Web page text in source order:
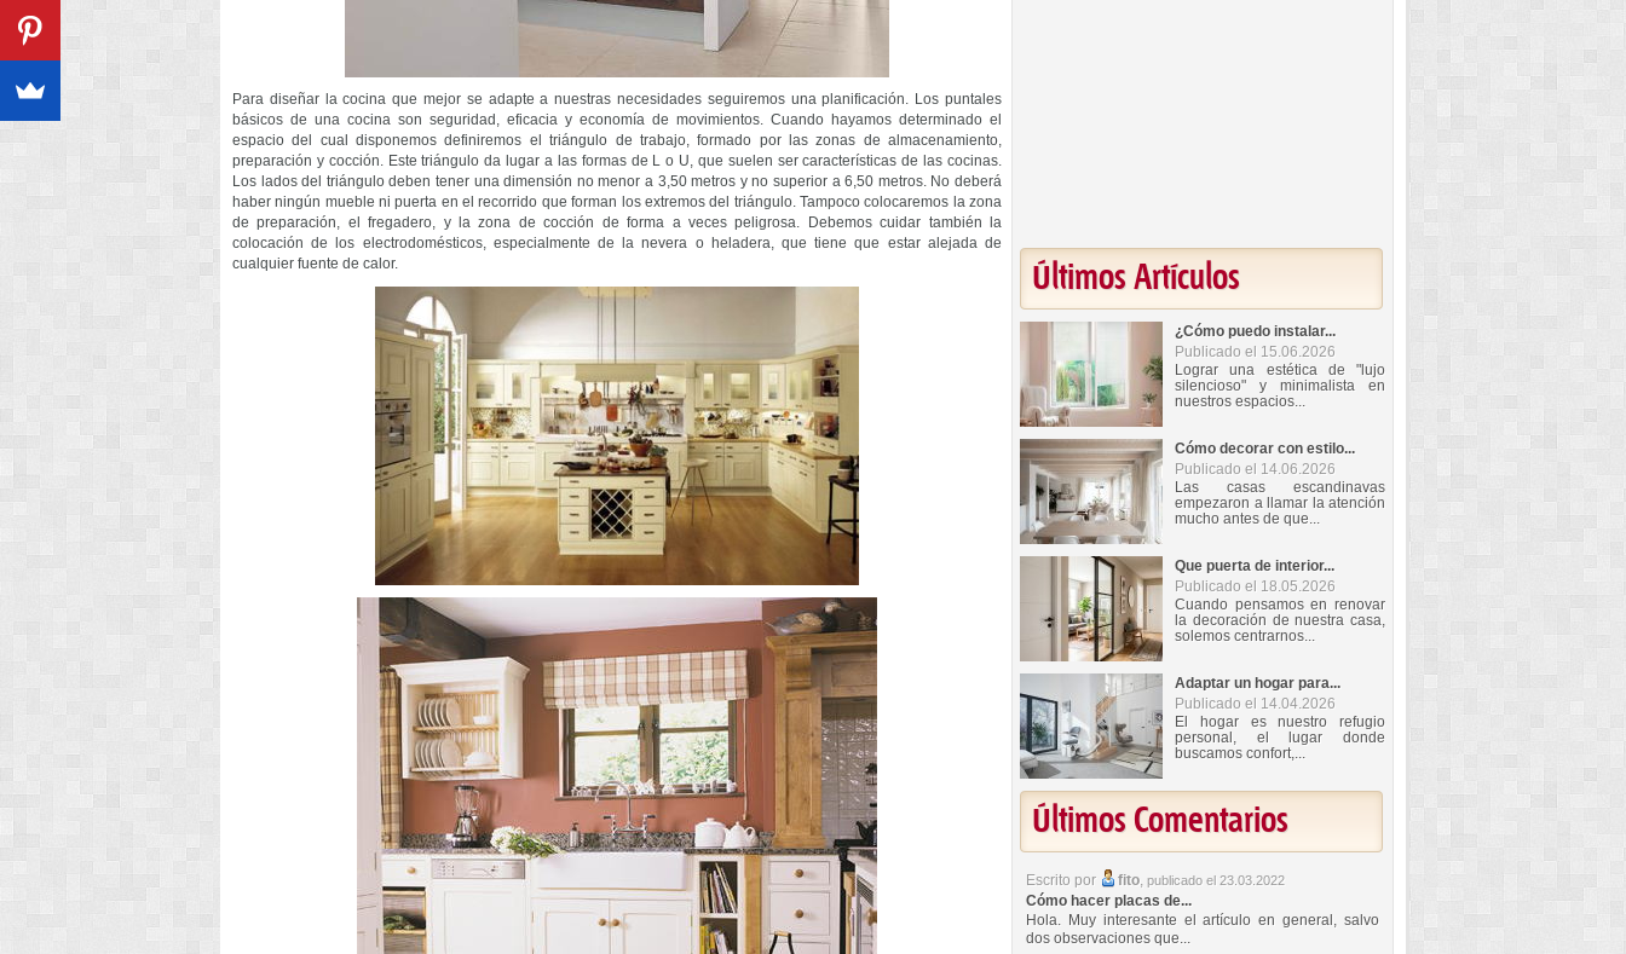
Para diseñar la cocina que mejor se adapte a nuestras necesidades seguiremos una planificación. Los puntales
básicos de una cocina son seguridad, eficacia y economía de movimientos. Cuando hayamos determinado el
espacio del cual disponemos definiremos el triángulo de trabajo, formado por las zonas de almacenamiento,
preparación y cocción. Este triángulo da lugar a las formas de L o U, que suelen ser características de las cocinas.
Los lados del triángulo deben tener una dimensión no menor a 3,50 metros y no superior a 6,50 metros. No deberá
haber ningún mueble ni puerta en el recorrido que forman los extremos del triángulo. Tampoco colocaremos la zona
de preparación, el fregadero, y la zona de cocción de forma a veces peligrosa. Debemos cuidar también la
colocación de los electrodomésticos, especialmente de la nevera o heladera, que tiene que estar alejada de
cualquier fuente de calor.
Últimos Artículos
¿Cómo puedo instalar...
Publicado el 15.06.2026
Lograr una estética de "lujo
silencioso" y minimalista en
nuestros espacios...
Cómo decorar con estilo...
Publicado el 14.06.2026
Las casas escandinavas
empezaron a llamar la atención
mucho antes de que...
Que puerta de interior...
Publicado el 18.05.2026
Cuando pensamos en renovar
la decoración de nuestra casa,
solemos centrarnos...
Adaptar un hogar para...
Publicado el 14.04.2026
El hogar es nuestro refugio
personal, el lugar donde
buscamos confort,...
Últimos Comentarios
Escrito por fito, publicado el 23.03.2022
Cómo hacer placas de...
Hola. Muy interesante el artículo en general, salvo
dos observaciones que...